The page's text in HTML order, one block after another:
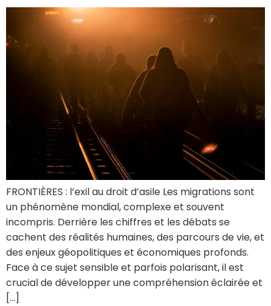
FRONTIÈRES : l’exil au droit d’asile Les migrations sont
un phénomène mondial, complexe et souvent
incompris. Derrière les chiffres et les débats se
cachent des réalités humaines, des parcours de vie, et
des enjeux géopolitiques et économiques profonds.
Face à ce sujet sensible et parfois polarisant, il est
crucial de développer une compréhension éclairée et
[…]